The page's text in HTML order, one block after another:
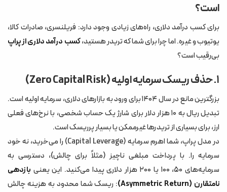
است؟
برای کسب درآمد دلاری، راه‌های زیادی وجود دارد: فریلنسری، صادرات کالا،
یوتیوب و غیره. اما چرا برای شما که تریدر هستید،کسب درآمد دلاری از پراپ
بی‌رقیب است؟
۱. حذف ریسک سرمایه اولیه (Zero Capital Risk)
بزرگترین مانع در سال ۱۴۰۴ برای ورود به بازارهای دلاری، سرمایه اولیه است.
تبدیل ریال به ۱۰ هزار دلار برای شارژ یک حساب شخصی، با نرخ‌های فعلی
ارز، برای بسیاری از تریدرها غیرممکن یا بسیار پرریسک است.
در مدل پراپ، شما اهرم سرمایه (Capital Leverage) را می‌خرید، نه خود
سرمایه را. با پرداخت مبلغی ناچیز (مثلاً برای چالش)، دسترسی به
سرمایه‌های ۵۰، ۱۰۰ یا ۲۰۰ هزار دلاری پیدا می‌کنید. این یعنی
بازدهی
نامتقارن (Asymmetric Return)
: ریسک شما محدود به هزینه چالش